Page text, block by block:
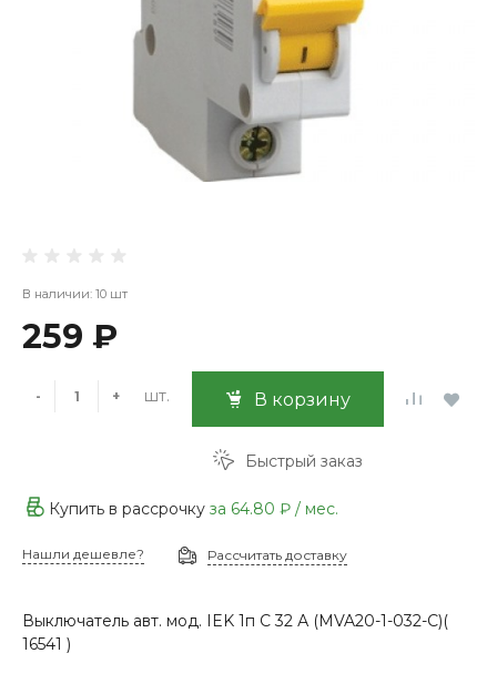
В наличии: 10 шт
259 ₽
- + шт. В корзину
Быстрый заказ
Купить в рассрочку за 64.80 ₽ / мес.
Нашли дешевле? Рассчитать доставку
Выключатель авт. мод. IEK 1п С 32 А (MVA20-1-032-С)(
16541 )